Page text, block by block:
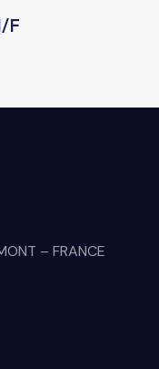
F
– FRANCE